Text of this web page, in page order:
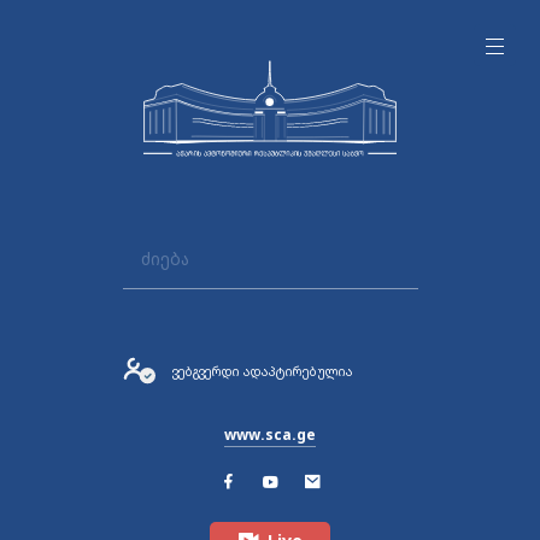
ვებგვერდი ადაპტირებულია
www.sca.ge